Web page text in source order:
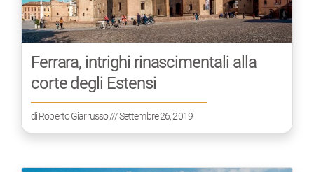
Ferrara, intrighi rinascimentali alla
corte degli Estensi
diRoberto Giarrusso/// Settembre 26, 2019